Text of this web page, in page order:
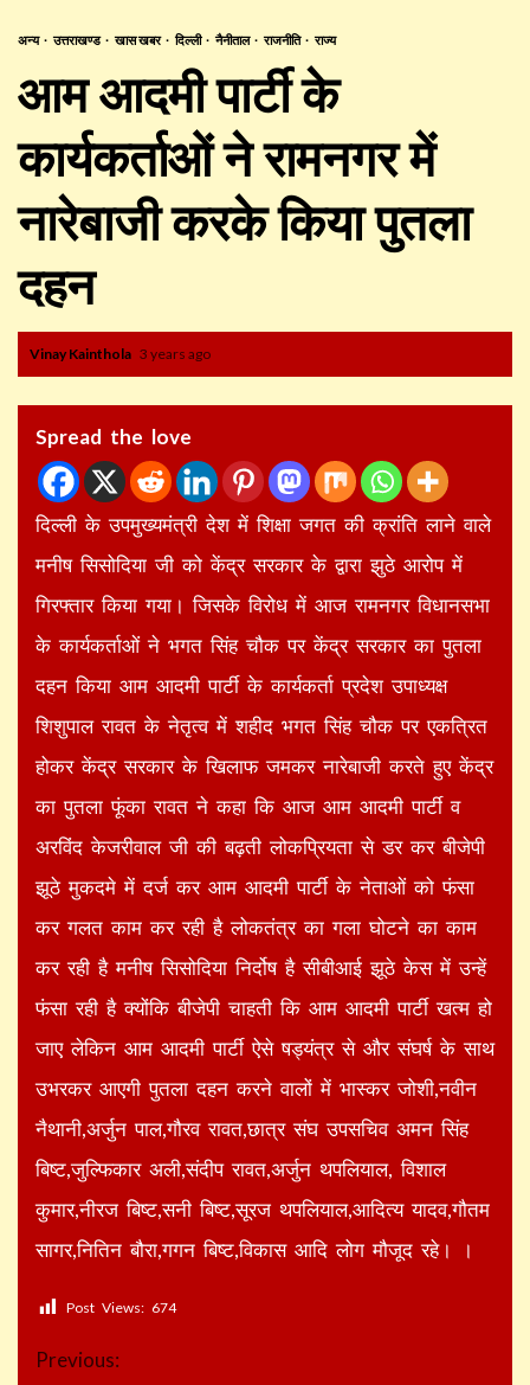
अन्य उत्तराखण्ड खास खबर दिल्ली नैनीताल राजनीति राज्य
आम आदमी पार्टी के
कार्यकर्ताओं ने रामनगर में
नारेबाजी करके किया पुतला
दहन
Vinay Kainthola 3 years ago
Spread the love
दिल्ली के उपमुख्यमंत्री देश में शिक्षा जगत की क्रांति लाने वाले
मनीष सिसोदिया जी को केंद्र सरकार के द्वारा झुठे आरोप में
गिरफ्तार किया गया। जिसके विरोध में आज रामनगर विधानसभा
के कार्यकर्ताओं ने भगत सिंह चौक पर केंद्र सरकार का पुतला
दहन किया आम आदमी पार्टी के कार्यकर्ता प्रदेश उपाध्यक्ष
शिशुपाल रावत के नेतृत्व में शहीद भगत सिंह चौक पर एकत्रित
होकर केंद्र सरकार के खिलाफ जमकर नारेबाजी करते हुए केंद्र
का पुतला फूंका रावत ने कहा कि आज आम आदमी पार्टी व
अरविंद केजरीवाल जी की बढ़ती लोकप्रियता से डर कर बीजेपी
झूठे मुकदमे में दर्ज कर आम आदमी पार्टी के नेताओं को फंसा
कर गलत काम कर रही है लोकतंत्र का गला घोटने का काम
कर रही है मनीष सिसोदिया निर्दोष है सीबीआई झूठे केस में उन्हें
फंसा रही है क्योंकि बीजेपी चाहती कि आम आदमी पार्टी खत्म हो
जाए लेकिन आम आदमी पार्टी ऐसे षड्यंत्र से और संघर्ष के साथ
उभरकर आएगी पुतला दहन करने वालों में भास्कर जोशी,नवीन
नैथानी,अर्जुन पाल,गौरव रावत,छात्र संघ उपसचिव अमन सिंह
बिष्ट,जुल्फिकार अली,संदीप रावत,अर्जुन थपलियाल, विशाल
कुमार,नीरज बिष्ट,सनी बिष्ट,सूरज थपलियाल,आदित्य यादव,गौतम
सागर,नितिन बौरा,गगन बिष्ट,विकास आदि लोग मौजूद रहे। ।
Post Views: 674
Continue
Previous: